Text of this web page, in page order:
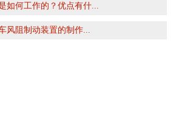
如何工作的？优点有什...
风阻制动装置的制作...